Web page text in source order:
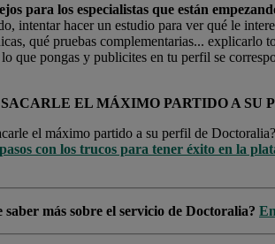
para los especialistas que están
intentar hacer un estudio para ver qué le
qué pruebas complementarias... explicarlo
que pongas y publicites en tu perfil se
SACARLE EL MÁXIMO PARTIDO A SU
el máximo partido a su perfil de
con los trucos para tener éxito en la
saber más sobre el servicio de Doctoralia?